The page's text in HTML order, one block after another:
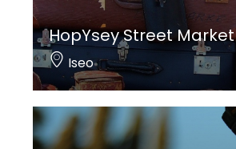
HopYsey Street Market
Iseo